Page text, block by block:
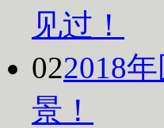
见过！
022018
景！